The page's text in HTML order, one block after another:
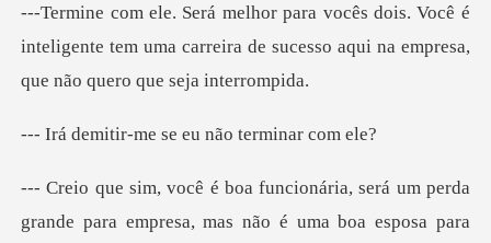
ocê é
inteligente tem uma carreira de sucesso aqu
-me se eu não t
a
grande para empresa, mas não é uma boa esposa para